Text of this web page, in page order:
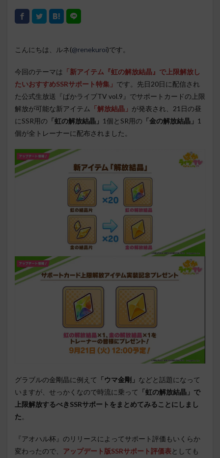
こんにちは、ルネ(@renekuroi)です。
今回のテーマは 「新アイテム『虹の解放結晶』で上限解放し
たいおすすめSSRサポート特集」 です。先日20日に配信され
た公式生放送『ぱかライブTV vol.9』でサポートカードの上限
解放が可能な新アイテム 「解放結晶」 が発表され、21日の昼
にSSR用の 「虹の解放結晶」 1個とSR用の 「金の解放結晶」 1
個が全トレーナーに配布されました。
グラブルの金剛晶に例えて 「ウマ金剛」 などと話題になって
いますが、せっかくなので時流に乗って 「虹の解放結晶」で
上限解放するべきSSRサポートをまとめてみることにしまし
た。
『アオハル杯』のリリースによってサポート評価もいくらか
変わったので、 アップデート版SSRサポート評価表としても